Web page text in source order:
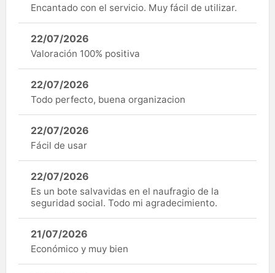
Encantado con el servicio. Muy fácil de utilizar.
22/07/2026
Valoración 100% positiva
22/07/2026
Todo perfecto, buena organizacion
22/07/2026
Fácil de usar
22/07/2026
Es un bote salvavidas en el naufragio de la
seguridad social. Todo mi agradecimiento.
21/07/2026
Económico y muy bien